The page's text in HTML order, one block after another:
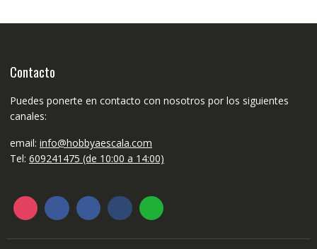
Contacto
Puedes ponerte en contacto con nosotros por los siguientes
canales:
email: info@hobbyaescala.com
Tel: 609241475 (de 10:00 a 14:00)